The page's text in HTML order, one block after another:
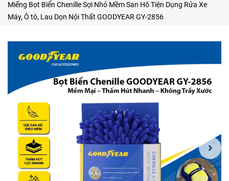
Miếng Bọt Biển Chenille Sợi Nhỏ Mềm San Hô Tiện Dụng Rửa Xe
Máy, Ô tô, Lau Dọn Nội Thất GOODYEAR GY-2856